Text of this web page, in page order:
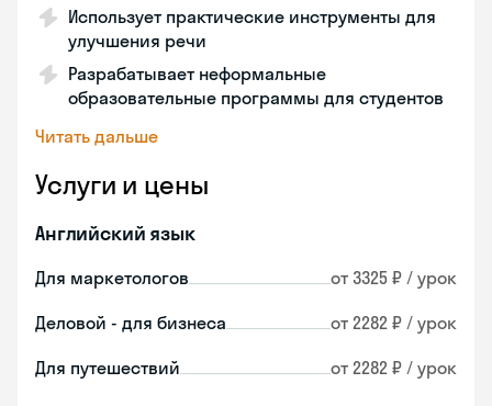
Использует практические инструменты для
улучшения речи
Разрабатывает неформальные
образовательные программы для студентов
Читать дальше
Услуги и цены
Английский язык
Для маркетологов от 3325 ₽ / урок
Деловой - для бизнеса от 2282 ₽ / урок
Для путешествий от 2282 ₽ / урок